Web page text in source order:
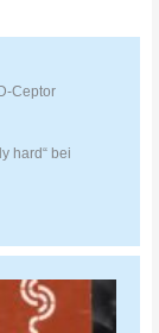
Ceptor
hard“ bei